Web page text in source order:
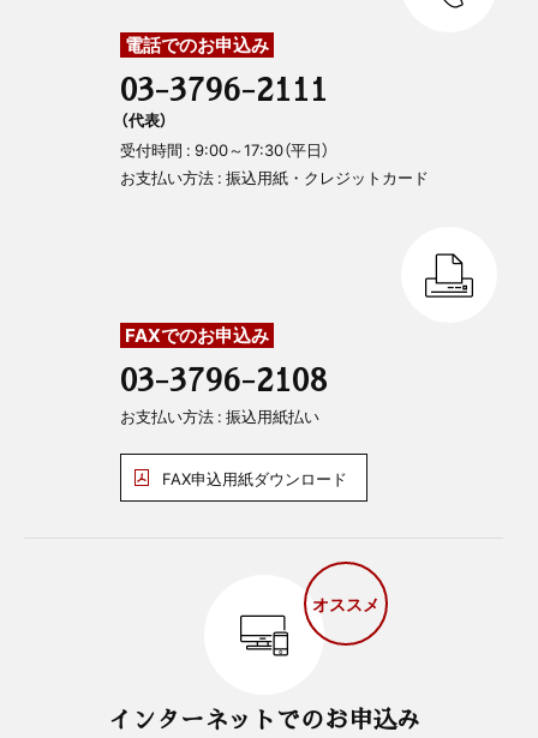
電話でのお申込み
03-3796-2111
（代表）
受付時間 : 9:00～17:30（平日）
お支払い方法 : 振込用紙・クレジットカード
FAXでのお申込み
03-3796-2108
お支払い方法 : 振込用紙払い
FAX申込用紙ダウンロード
オススメ
インターネットでのお申込み